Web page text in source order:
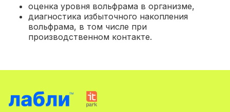
оценка уровня вольфрама в организме,
диагностика избыточного накопления
вольфрама, в том числе при
производственном контакте.